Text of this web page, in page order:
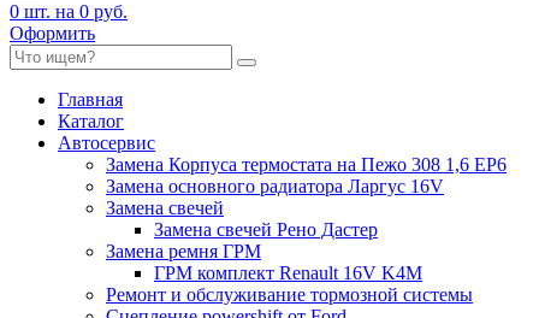
0 шт. на 0 руб.
Оформить
Главная
Каталог
Автосервис
Замена Корпуса термостата на Пежо 308 1,6 EP6
Замена основного радиатора Ларгус 16V
Замена свечей
Замена свечей Рено Дастер
Замена ремня ГРМ
ГРМ комплект Renault 16V K4M
Ремонт и обслуживание тормозной системы